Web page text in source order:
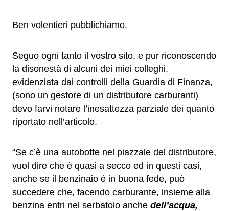
Ben volentieri pubblichiamo.
Seguo ogni tanto il vostro sito, e pur riconoscendo
la disonestà di alcuni dei miei colleghi,
evidenziata dai controlli della Guardia di Finanza,
(sono un gestore di un distributore carburanti)
devo farvi notare l’inesattezza parziale dei quanto
riportato nell’articolo.
“Se c’è una autobotte nel piazzale del distributore,
vuol dire che è quasi a secco ed in questi casi,
anche se il benzinaio è in buona fede, può
succedere che, facendo carburante, insieme alla
benzina entri nel serbatoio anche dell’acqua,